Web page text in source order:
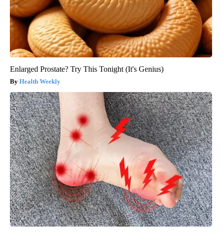
Enlarged Prostate? Try This Tonight (It's Genius)
Health Weekly